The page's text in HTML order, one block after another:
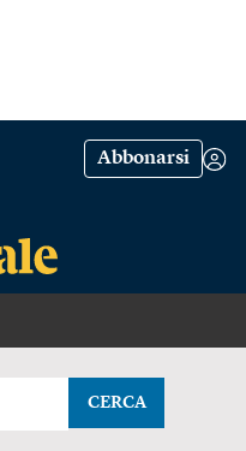
Abbonarsi
CERCA